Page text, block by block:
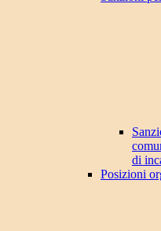
di
Posizioni